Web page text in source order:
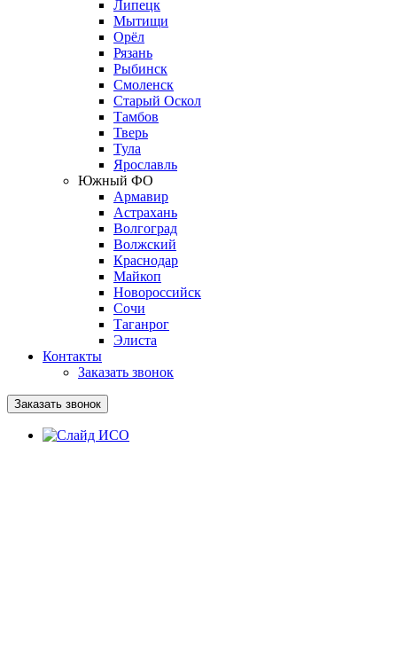
Липецк
Мытищи
Орёл
Рязань
Рыбинск
Смоленск
Старый Оскол
Тамбов
Тверь
Тула
Ярославль
Южный ФО
Армавир
Астрахань
Волгоград
Волжский
Краснодар
Майкоп
Новороссийск
Сочи
Таганрог
Элиста
Контакты
Заказать звонок
Заказать звонок